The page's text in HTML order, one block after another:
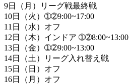
9日（月）リーグ戦最終戦
10日（火）➀➁9:00~17:00
11日（水）オフ
12日（木）インドア ➀➁8:00~13:00
13日（金）➀➁9:00~13:00
14日（土）リーグ入れ替え戦
15日（日）オフ
16日（月）オフ